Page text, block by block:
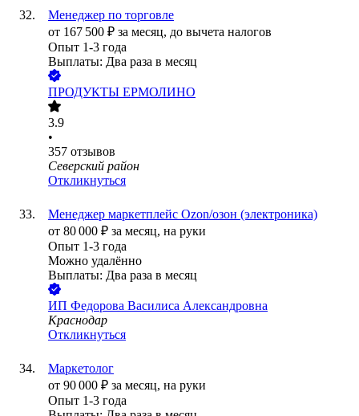
Менеджер по торговле
от 167 500 ₽ за месяц, до вычета налогов
Опыт 1-3 года
Выплаты: Два раза в месяц
ПРОДУКТЫ ЕРМОЛИНО
3.9
•
357 отзывов
Северский район
Откликнуться
Менеджер маркетплейс Ozon/озон (электроника)
от 80 000 ₽ за месяц, на руки
Опыт 1-3 года
Можно удалённо
Выплаты: Два раза в месяц
ИП Федорова Василиса Александровна
Краснодар
Откликнуться
Маркетолог
от 90 000 ₽ за месяц, на руки
Опыт 1-3 года